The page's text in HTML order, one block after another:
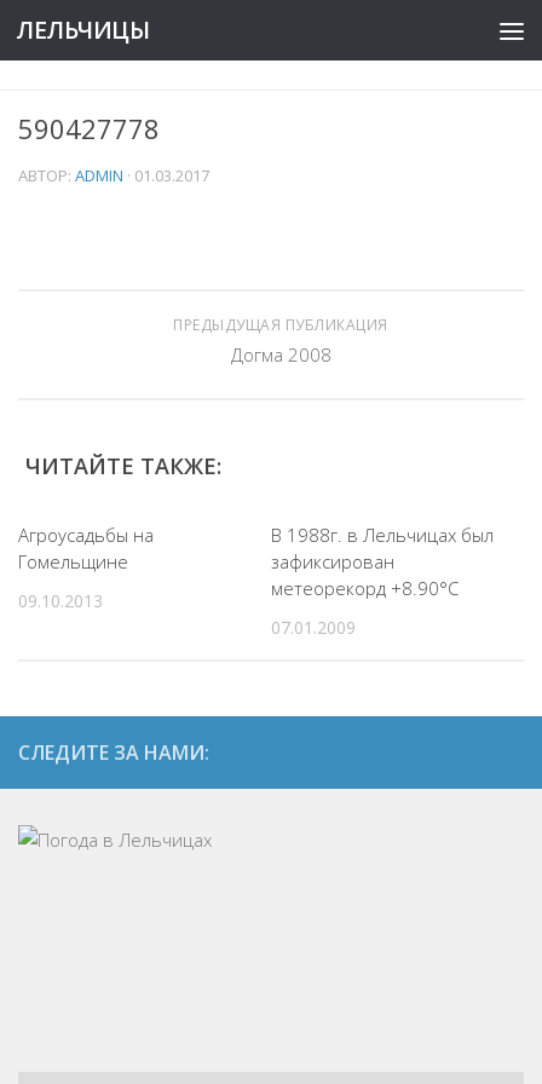
ЛЕЛЬЧИЦЫ
590427778
АВТОР: ADMIN · 01.03.2017
ПРЕДЫДУЩАЯ ПУБЛИКАЦИЯ
Догма 2008
ЧИТАЙТЕ ТАКЖЕ:
Агроусадьбы на
Гомельщине
09.10.2013
В 1988г. в Лельчицах был
зафиксирован
метеорекорд +8.90°С
07.01.2009
СЛЕДИТЕ ЗА НАМИ: